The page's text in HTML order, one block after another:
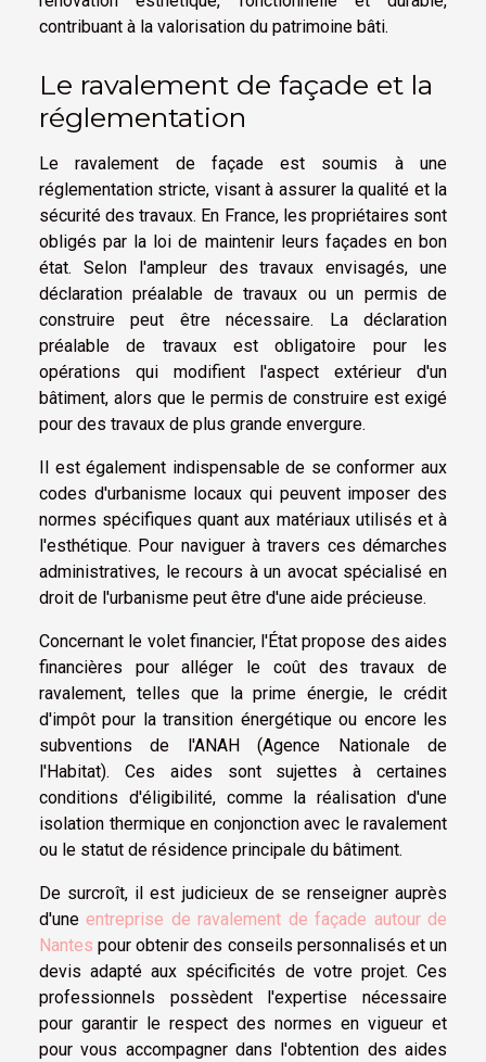
contribuant à la valorisation du patrimoine bâti.
Le ravalement de façade et la
réglementation
Le ravalement de façade est soumis à une
réglementation stricte, visant à assurer la qualité et la
sécurité des travaux. En France, les propriétaires sont
obligés par la loi de maintenir leurs façades en bon
état. Selon l'ampleur des travaux envisagés, une
déclaration préalable de travaux ou un permis de
construire peut être nécessaire. La déclaration
préalable de travaux est obligatoire pour les
opérations qui modifient l'aspect extérieur d'un
bâtiment, alors que le permis de construire est exigé
pour des travaux de plus grande envergure.
Il est également indispensable de se conformer aux
codes d'urbanisme locaux qui peuvent imposer des
normes spécifiques quant aux matériaux utilisés et à
l'esthétique. Pour naviguer à travers ces démarches
administratives, le recours à un avocat spécialisé en
droit de l'urbanisme peut être d'une aide précieuse.
Concernant le volet financier, l'État propose des aides
financières pour alléger le coût des travaux de
ravalement, telles que la prime énergie, le crédit
d'impôt pour la transition énergétique ou encore les
subventions de l'ANAH (Agence Nationale de
l'Habitat). Ces aides sont sujettes à certaines
conditions d'éligibilité, comme la réalisation d'une
isolation thermique en conjonction avec le ravalement
ou le statut de résidence principale du bâtiment.
De surcroît, il est judicieux de se renseigner auprès
d'uneentreprise de ravalement de façade autour de
Nantes pour obtenir des conseils personnalisés et un
devis adapté aux spécificités de votre projet. Ces
professionnels possèdent l'expertise nécessaire
pour garantir le respect des normes en vigueur et
pour vous accompagner dans l'obtention des aides